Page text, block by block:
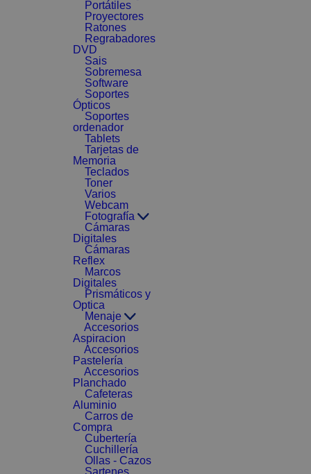
Portátiles
Proyectores
Ratones
Regrabadores
DVD
Sais
Sobremesa
Software
Soportes
Ópticos
Soportes
ordenador
Tablets
Tarjetas de
Memoria
Teclados
Toner
Varios
Webcam
Fotografía
Cámaras
Digitales
Cámaras
Reflex
Marcos
Digitales
Prismáticos y
Optica
Menaje
Accesorios
Aspiracion
Accesorios
Pastelería
Accesorios
Planchado
Cafeteras
Aluminio
Carros de
Compra
Cubertería
Cuchillería
Ollas - Cazos
Sartenes